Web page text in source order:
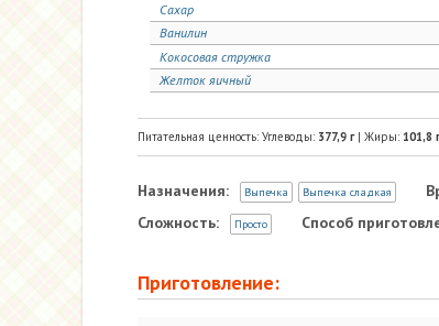
Сахар
Ванилин
Кокосовая стружка
Желток яичный
Питательная ценность: Углеводы: 377,9г| Жиры: 101,8 г
Назначения: Выпечка Выпечка сладкая
Сложность: Просто Способ
Приготовление: